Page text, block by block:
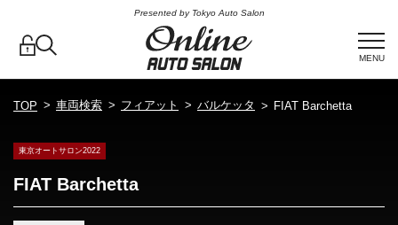
Presented by Tokyo Auto Salon
MENU
TOP 車両検索 フィアット バルケッタ FIAT Barchetta
東京オートサロン2022
FIAT Barchetta